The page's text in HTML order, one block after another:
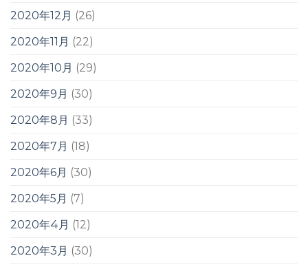
2020年12月 (26)
2020年11月 (22)
2020年10月 (29)
2020年9月 (30)
2020年8月 (33)
2020年7月 (18)
2020年6月 (30)
2020年5月 (7)
2020年4月 (12)
2020年3月 (30)